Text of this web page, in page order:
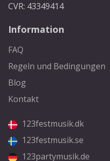
CVR: 43349414
Information
FAQ
Regeln und Bedingungen
Blog
Kontakt
123festmusik.dk
123festmusik.se
123partymusik.de